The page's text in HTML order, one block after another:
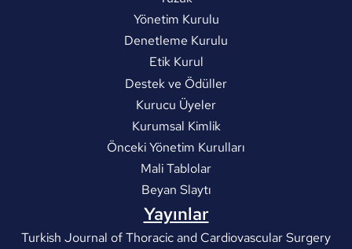
Yönetim Kurulu
Denetleme Kurulu
Etik Kurul
Destek ve Ödüller
Kurucu Üyeler
Kurumsal Kimlik
Önceki Yönetim Kurulları
Mali Tablolar
Beyan Slaytı
Yayınlar
Turkish Journal of Thoracic and Cardiovascular Surgery